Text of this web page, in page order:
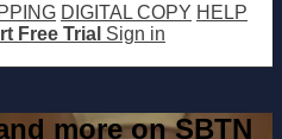
DIGITAL COPY HELP
Free Trial Sign in
more on SBTN